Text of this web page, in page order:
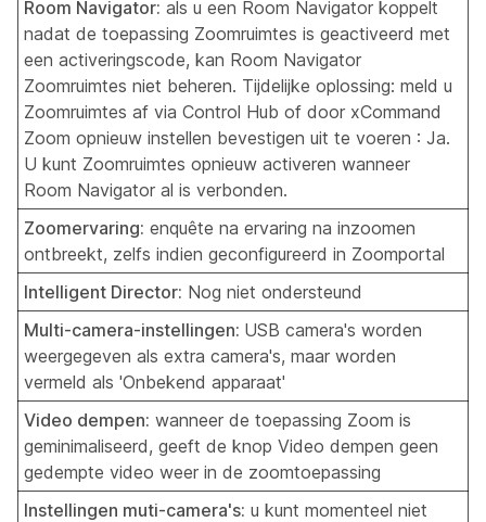
Room Navigator: als u een Room Navigator koppelt
nadat de toepassing Zoomruimtes is geactiveerd met
een activeringscode, kan Room Navigator
Zoomruimtes niet beheren. Tijdelijke oplossing: meld u
Zoomruimtes af via Control Hub of door xCommand
Zoom opnieuw instellen bevestigen uit te voeren : Ja.
U kunt Zoomruimtes opnieuw activeren wanneer
Room Navigator al is verbonden.
Zoomervaring: enquête na ervaring na inzoomen
ontbreekt, zelfs indien geconfigureerd in Zoomportal
Intelligent Director: Nog niet ondersteund
Multi-camera-instellingen: USB camera's worden
weergegeven als extra camera's, maar worden
vermeld als 'Onbekend apparaat'
Video dempen: wanneer de toepassing Zoom is
geminimaliseerd, geeft de knop Video dempen geen
gedempte video weer in de zoomtoepassing
Instellingen muti-camera's: u kunt momenteel niet